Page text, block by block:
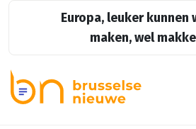
Europa, leuker kunnen
maken, wel